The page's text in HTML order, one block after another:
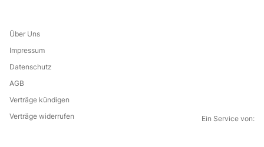
Über Uns
Impressum
Datenschutz
AGB
Verträge kündigen
Verträge widerrufen
Ein Service von: